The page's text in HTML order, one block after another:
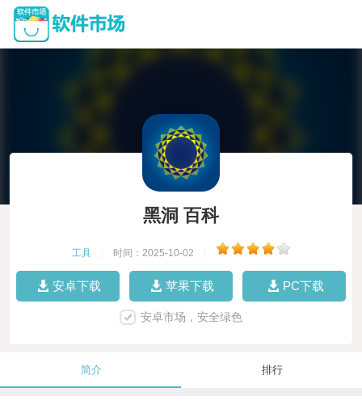
黑洞 百科
工具 时间：2025-10-02
安卓下载 苹果下载 PC下载
安卓市场，安全绿色
简介 排行